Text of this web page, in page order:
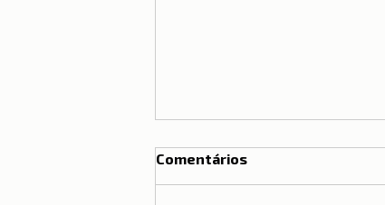
Comentários